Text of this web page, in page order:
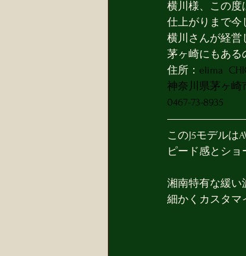
横川様、この度
仕上がりまで今
横川さんが経
茅ヶ崎にもある
住所： elima
神奈川県茅ヶ崎
​0467-73-8935
このJ5モデルは
ピード感とショ
湘南特有な緩い
細かくカスタマ